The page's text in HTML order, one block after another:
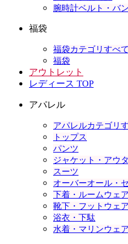
腕時計ベルト・バ
福袋
福袋カテゴリすべて
福袋
アウトレット
レディース TOP
アパレル
アパレルカテゴリ
トップス
パンツ
ジャケット・アウ
スーツ
オーバーオール・
下着・ルームウェア
靴下・フットウェア
浴衣・下駄
水着・マリンウェア